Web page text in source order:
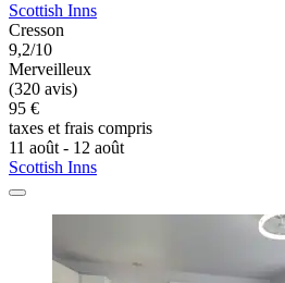
Scottish Inns
Cresson
9,2/10
Merveilleux
(320 avis)
95 €
taxes et frais compris
11 août - 12 août
Scottish Inns